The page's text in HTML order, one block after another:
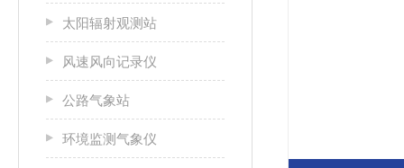
太阳辐射观测站
风速风向记录仪
公路气象站
环境监测气象仪